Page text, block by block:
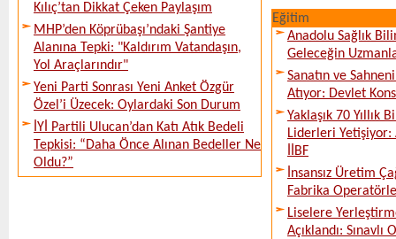
Kılıç’tan Dikkat Çeken Paylaşım
MHP’den Köprübaşı’ndaki Şantiye
Alanına Tepki: "Kaldırım Vatandaşın,
Yol Araçlarındır"
Yeni Parti Sonrası Yeni Anket Özgür
Özel’i Üzecek: Oylardaki Son Durum
İYİ Partili Ulucan’dan Katı Atık Bedeli
Tepkisi: “Daha Önce Alınan Bedeller Ne
Oldu?”
Eğitim
Anadolu Sağlık
Geleceğin
Sanatın ve
Atıyor: Devlet
Yaklaşık 70 Yıllık
Liderleri
İİBF
İnsansız Üretim
Fabrika
Liselere
Açıklandı: